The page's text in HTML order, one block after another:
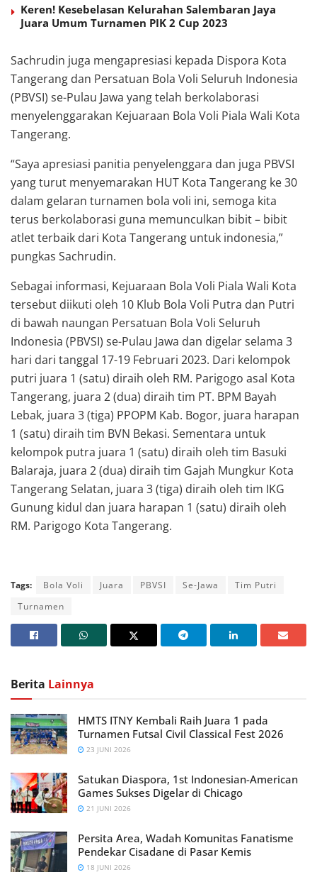
Keren! Kesebelasan Kelurahan Salembaran Jaya
Juara Umum Turnamen PIK 2 Cup 2023
Sachrudin juga mengapresiasi kepada Dispora Kota
Tangerang dan Persatuan Bola Voli Seluruh Indonesia
(PBVSI) se-Pulau Jawa yang telah berkolaborasi
menyelenggarakan Kejuaraan Bola Voli Piala Wali Kota
Tangerang.
“Saya apresiasi panitia penyelenggara dan juga PBVSI
yang turut menyemarakan HUT Kota Tangerang ke 30
dalam gelaran turnamen bola voli ini, semoga kita
terus berkolaborasi guna memunculkan bibit – bibit
atlet terbaik dari Kota Tangerang untuk indonesia,”
pungkas Sachrudin.
Sebagai informasi, Kejuaraan Bola Voli Piala Wali Kota
tersebut diikuti oleh 10 Klub Bola Voli Putra dan Putri
di bawah naungan Persatuan Bola Voli Seluruh
Indonesia (PBVSI) se-Pulau Jawa dan digelar selama 3
hari dari tanggal 17-19 Februari 2023. Dari kelompok
putri juara 1 (satu) diraih oleh RM. Parigogo asal Kota
Tangerang, juara 2 (dua) diraih tim PT. BPM Bayah
Lebak, juara 3 (tiga) PPOPM Kab. Bogor, juara harapan
1 (satu) diraih tim BVN Bekasi. Sementara untuk
kelompok putra juara 1 (satu) diraih oleh tim Basuki
Balaraja, juara 2 (dua) diraih tim Gajah Mungkur Kota
Tangerang Selatan, juara 3 (tiga) diraih oleh tim IKG
Gunung kidul dan juara harapan 1 (satu) diraih oleh
RM. Parigogo Kota Tangerang.
Tags: Bola Voli Juara PBVSI Se-Jawa
Tim Putri
Turnamen
Berita Lainnya
HMTS ITNY Kembali Raih Juara 1 pada
Turnamen Futsal Civil Classical Fest 2026
23 JUNI 2026
Satukan Diaspora, 1st Indonesian-American
Games Sukses Digelar di Chicago
21 JUNI 2026
Persita Area, Wadah Komunitas Fanatisme
Pendekar Cisadane di Pasar Kemis
18 JUNI 2026